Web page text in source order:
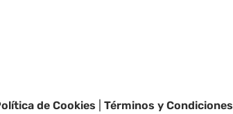
de Cookies Términos y Condiciones